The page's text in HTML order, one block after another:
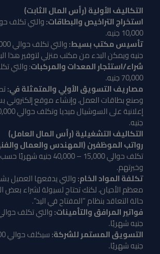
التكاليف الأولية (رأس المال الثابت)
استخراج التراخيص والبطاقات:والتي تكلف
10,000 جنيه.
تأسيس مكتب بسيط:
جنيه ويمكن البدء من مكتب منزلي لتوفير هذا
شراء/استئجار المعدات والمركبات
70,000 جنيه.
مصاريف التسويق الأولِي والمتمثلة في:
وصنع بطاقات العمل، وإنشاء موقع إلكتروني
جنيه.
التكاليف التشغيلية (رأس المال العامل)
رواتب الموظفين (المهندس والعمال
تكلف حوالي 15,000 – 40,000
وخبرتهم.
تكلفة المواد الخام:والتي يدفعها
معظم الأحيان، لكنك تحتاج لسيولة لشراء بعض
حالة التعاقد بنظام “المفتاح في اليد”.
فواتير المرافق والتأمينات:
جنيه شهريًا.
التسويق المستمر للشركة:
جنيه شهريًا.